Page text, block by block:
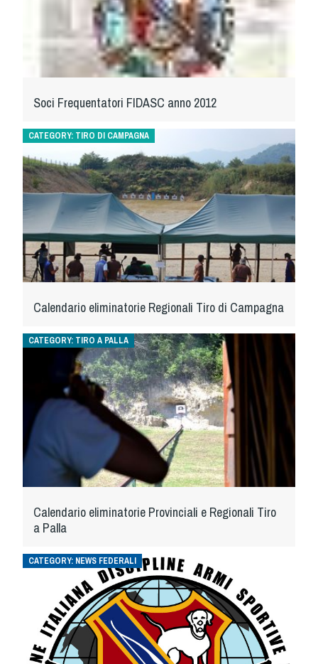
Soci Frequentatori FIDASC anno 2012
CATEGORY: TIRO DI CAMPAGNA
Calendario eliminatorie Regionali Tiro di Campagna
CATEGORY: TIRO A PALLA
Calendario eliminatorie Provinciali e Regionali Tiro
a Palla
CATEGORY: NEWS FEDERALI
Dog Trail
Dog Triathlon
Hoopers
Mantrailing
Nosework
Rally Obedience
Retriever Sport
Ricerca Tartufo
Sheepdog
Sport acquatici
Treibball
Ipo Delta
Protezione civile Sportiva
Cinofilia Venatoria
Sleddog